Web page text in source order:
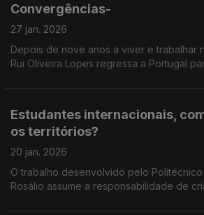
Convergências-
27 jan. 2026
Depois de nove anos a viver e trabalhar
Rui Oliveira Lopes regressa a Portugal
Estudantes internacionais,
os territórios?
20 jan. 2026
O trabalho desenvolvido pelo
Rosálio assume a responsabilidade de